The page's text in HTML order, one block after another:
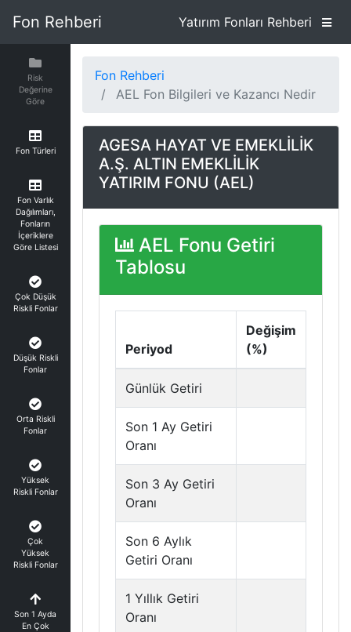
Fon Rehberi Yatırım Fonları Rehberi
Risk
Değerine
Göre
Fon Türleri
Fon Varlık
Dağılımları,
Fonların
İçeriklere
Göre Listesi
Çok Düşük
Riskli Fonlar
Düşük Riskli
Fonlar
Orta Riskli
Fonlar
Yüksek
Riskli Fonlar
Çok
Yüksek
Riskli Fonlar
Son 1 Ayda
En Çok
Fon Rehberi
AEL Fon Bilgileri ve Kazancı Nedir
AGESA HAYAT VE EMEKLİLİK
A.Ş. ALTIN EMEKLİLİK
YATIRIM FONU (AEL)
AEL Fonu Getiri
Tablosu
Periyod
Değişim
(%)
Günlük Getiri
Son 1 Ay Getiri
Oranı
Son 3 Ay Getiri
Oranı
Son 6 Aylık
Getiri Oranı
1 Yıllık Getiri
Oranı